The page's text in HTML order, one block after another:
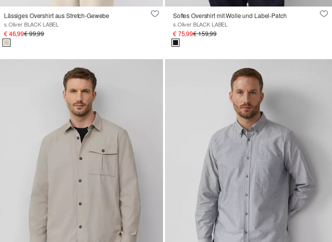
Lässiges Overshirt aus Stretch-Gewebe
s.Oliver BLACK LABEL
€ 46,99€ 99,99
Softes Overshirt mit Wolle und Label-Patch
s.Oliver BLACK LABEL
€ 75,99€ 159,99